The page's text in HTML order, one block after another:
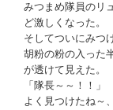
みつまめ隊員のリ
ど激しくなった。
そしてついにみつ
胡粉の粉の入った
が透けて見えた。
「隊長～～！！」
よく見つけたね～